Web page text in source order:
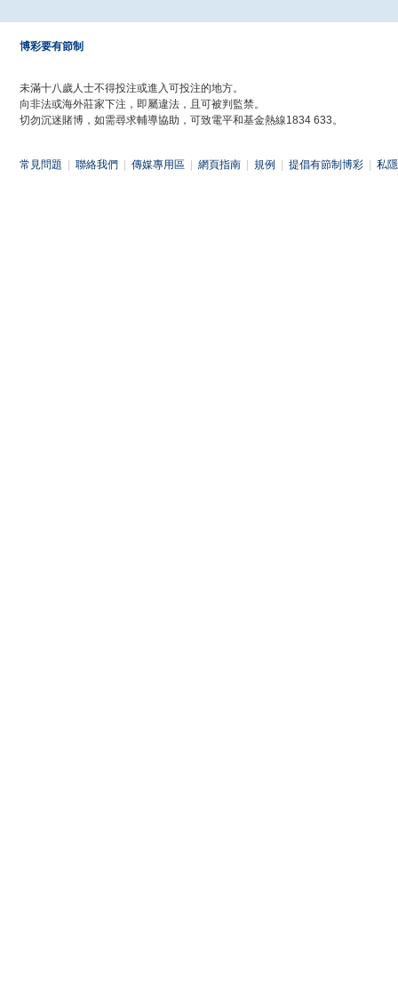
博彩要有節制
未滿十八歲人士不得投注或進入可投注的地方。
向非法或海外莊家下注，即屬違法，且可被判監禁。
切勿沉迷賭博，如需尋求輔導協助，可致電平和基金熱線1834 633。
常見問題 聯絡我們 傳媒專用區 網頁指南 規例 提倡有節制博彩 私